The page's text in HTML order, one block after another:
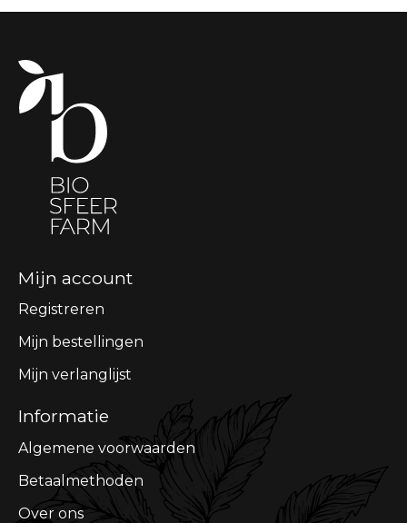
Mijn account
Registreren
Mijn bestellingen
Mijn verlanglijst
Informatie
Algemene voorwaarden
Betaalmethoden
Over ons